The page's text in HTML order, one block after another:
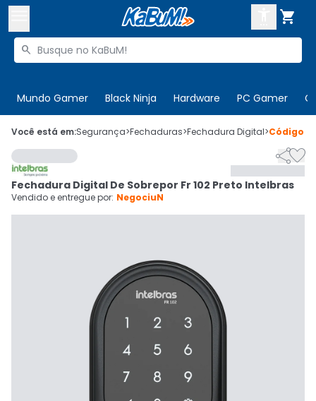

Buscar produtos

Mundo Gamer Black Ninja Hardware PC Gamer
 Olá. Acesse sua conta
 Departamentos
Cupons
CADASTRE-SE
Você está em:Segurança>Fechaduras>Fechadura Digital>Código

Fechadura Digital De Sobrepor Fr 102 Preto Intelbras
Vendido e entregue por: NegociuN